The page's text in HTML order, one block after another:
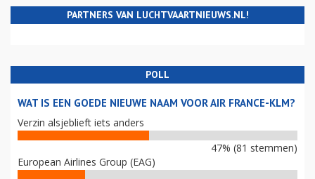
PARTNERS VAN LUCHTVAARTNIEUWS.NL!
POLL
WAT IS EEN GOEDE NIEUWE NAAM VOOR AIR FRANCE-KLM?
Verzin alsjeblieft iets anders
47% (81 stemmen)
European Airlines Group (EAG)